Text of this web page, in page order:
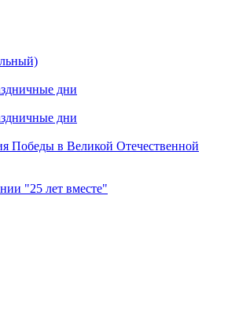
дни
дни
Победы в Великой Отечественной
"25 лет вместе"